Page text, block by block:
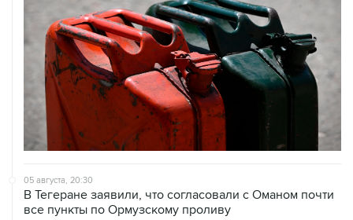
05 августа, 20:30
В Тегеране заявили, что согласовали с Оманом почти
все пункты по Ормузскому проливу